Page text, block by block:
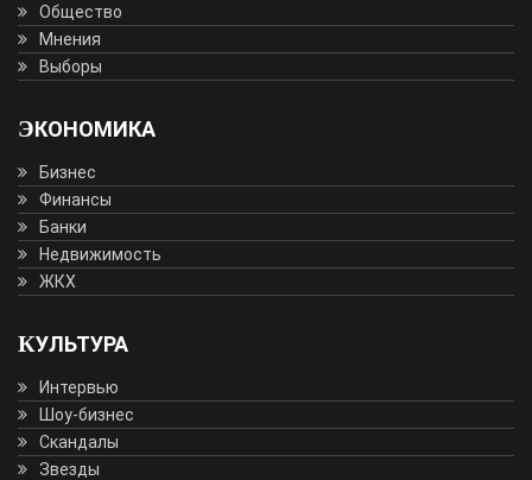
Общество
Мнения
Выборы
ЭКОНОМИКА
Бизнес
Финансы
Банки
Недвижимость
ЖКХ
КУЛЬТУРА
Интервью
Шоу-бизнес
Скандалы
Звезды